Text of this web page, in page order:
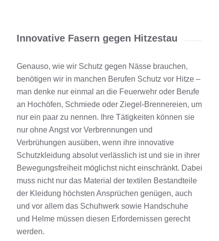
Innovative Fasern gegen Hitzestau
Genauso, wie wir Schutz gegen Nässe brauchen,
benötigen wir in manchen Berufen Schutz vor Hitze –
man denke nur einmal an die Feuerwehr oder Berufe
an Hochöfen, Schmiede oder Ziegel-Brennereien, um
nur ein paar zu nennen. Ihre Tätigkeiten können sie
nur ohne Angst vor Verbrennungen und
Verbrühungen ausüben, wenn ihre innovative
Schutzkleidung absolut verlässlich ist und sie in ihrer
Bewegungsfreiheit möglichst nicht einschränkt. Dabei
muss nicht nur das Material der textilen Bestandteile
der Kl eidung höchsten Ansprüchen genügen, auch
und vor allem das Schuhwerk sowie Handschuhe
und Helme müssen diesen Erfordernissen gerecht
werden.